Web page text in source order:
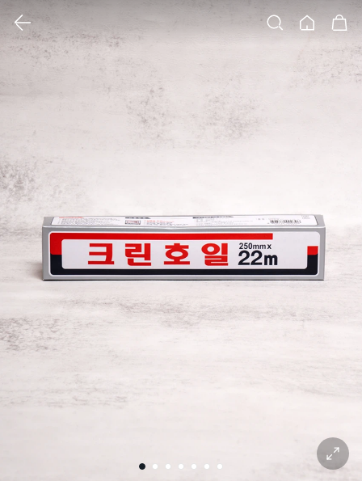
클릭 시 이미지 확대 보기 팝업 열림
1 2 3 4 5 6 7
확대 보기